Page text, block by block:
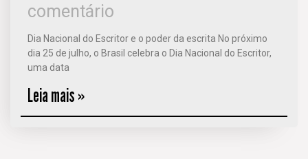
comentário
Dia Nacional do Escritor e o poder da escrita No próximo
dia 25 de julho, o Brasil celebra o Dia Nacional do Escritor,
uma data
Leia mais »